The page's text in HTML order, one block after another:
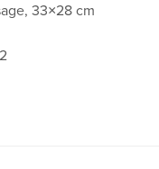
33×28 cm